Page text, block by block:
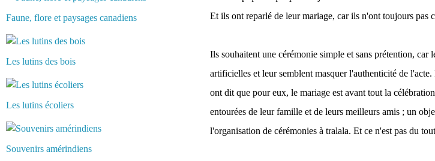
Faune, flore et paysages canadiens
Les lutins des bois
Les lutins écoliers
Souvenirs amérindiens
Et ils ont reparlé de leur mariage, car ils n'ont toujours pas
Ils souhaitent une cérémonie simple et sans prétention, car
artificielles et leur semblent masquer l'authenticité de
ont dit que pour eux, le mariage est avant tout la
entourées de leur famille et de leurs meilleurs amis ; un
l'organisation de cérémonies à tralala. Et ce n'est pas du